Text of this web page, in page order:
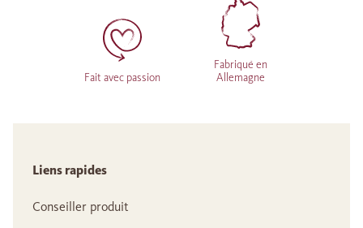
Fait avec passion
Fabriqué en
Allemagne
Liens rapides
Conseiller produit